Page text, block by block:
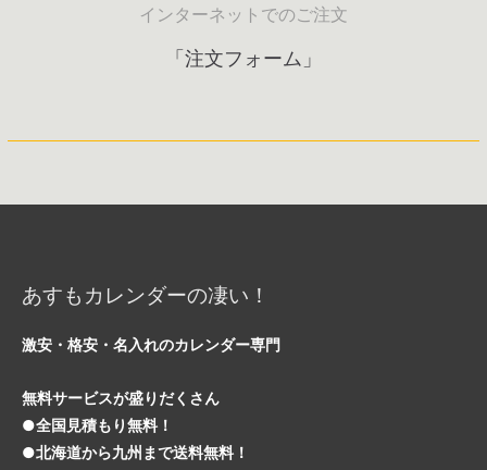
インターネットでのご注文
「注文フォーム」
あすもカレンダーの凄い！
激安・格安・名入れのカレンダー専門
無料サービスが盛りだくさん
●全国見積もり無料！
●北海道から九州まで送料無料！